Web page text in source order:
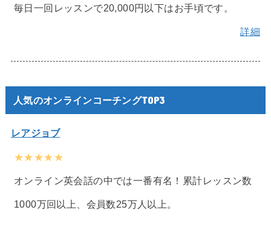
毎日一回レッスンで20,000円以下はお手頃です。
詳細
人気のオンラインコーチングTOP3
レアジョブ
★★★★★
オンライン英会話の中では一番有名！累計レッスン数
1000万回以上、会員数25万人以上。